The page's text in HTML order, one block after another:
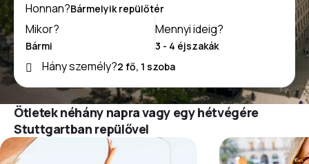
Honnan?
Mikor?
Mennyi ideig?
Hány személy?
Ötletek néhány napra vagy egy hétvégére
Stuttgartban repülővel